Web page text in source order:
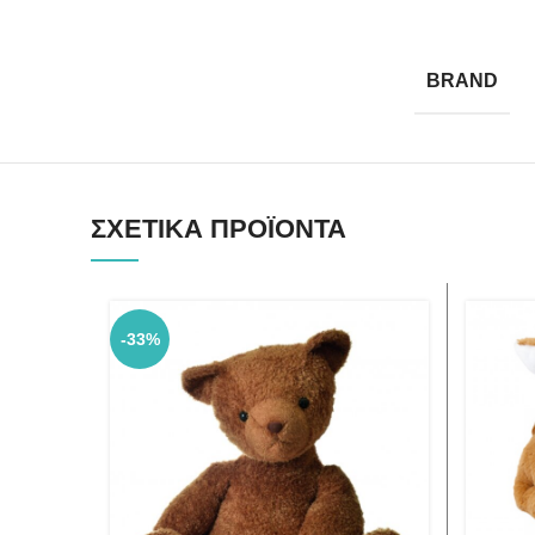
BRAND
ΣΧΕΤΙΚΆ ΠΡΟΪΌΝΤΑ
-33%